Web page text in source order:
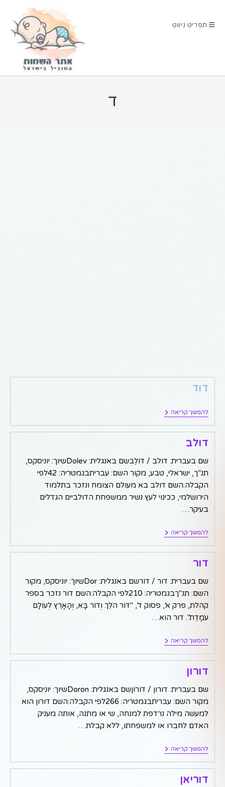
תפריט ניווט
ד
דוד
להמשך קריאהדוד
דולב
שם בעברית: דולב / דּוֹלֶבשם באנגלית: Dolevשיוך: יוניסקס,
תנ"ך, ישראלי, טבע, מקור השם: עבריתבגמטריה: 42לפי
הקבלה:השם דולב בא מעולם הצומח ונזכר בתלמוד
הירושלמי, ככינוי לעץ נשיר ממשפחת הדולביים הגדלים
בעיקר…
להמשך קריאהדולב
דור
שם בעברית: דור / דּוֹרשם באנגלית: Dorשיוך: יוניסקס, מקור
השם: תנ"ךבגמטריה: 210לפי הקבלה:השם דור נזכר בספר
קהלת, פרק א', פסוק ד', "דּוֹר הֹלֵךְ וְדוֹר בָּא, וְהָאָרֶץ לְעוֹלָם
עֹמָדֶת". דור הוא…
להמשך קריאהדור
דורון
שם בעברית: דורון / דּוֹרוֹןשם באנגלית: Doronשיוך: יוניסקס,
מקור השם: עבריתבגמטריה: 266לפי הקבלה:השם דורון הוא
למעשה מילה נרדפת למנחה, שי או מתנה, אותה מעניק
האדם לחברו או למשפחתו, ללא קבלת…
להמשך קריאהדורון
דוריאן